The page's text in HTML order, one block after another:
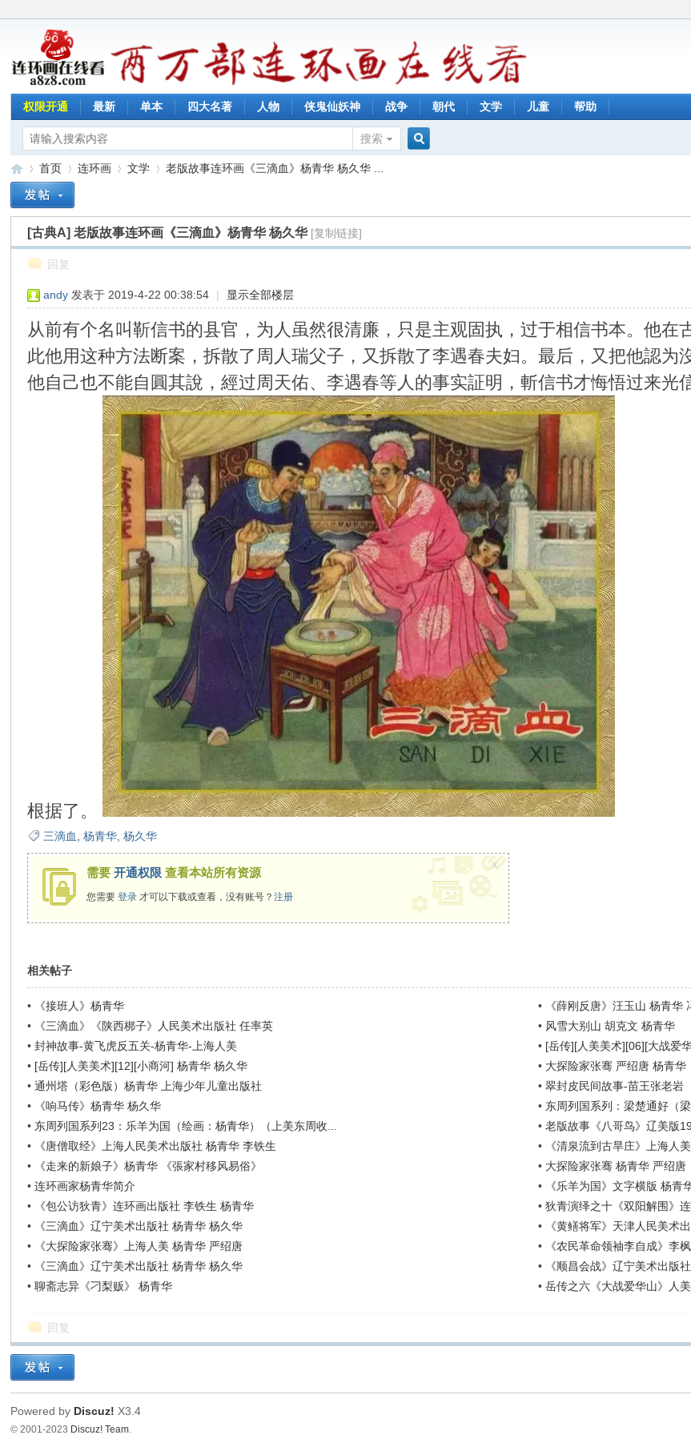
权限开通 最新 单本 四大名著 人物 侠鬼仙妖神 战争 朝代 文学 儿童 帮助
搜索
»
首页
›
连环画
›
文学
›
老版故事连环画《三滴血》杨青华 杨久华 ...
[古典A]老版故事连环画《三滴血》杨青华 杨久华 [复制链接]
回复
andy 发表于 2019-4-22 00:38:54 | 显示全部楼层
从前有个名叫靳信书的县官，为人虽然很清廉，只是主观固执，过于相信书本。他在
此他用这种方法断案，拆散了周人瑞父子，又拆散了李遇春夫妇。最后，又把他認
他自己也不能自圓其說，經过周天佑、李遇春等人的事实証明，斬信书才悔悟过来光
根据了。
三滴血 ,杨青华 ,杨久华
需要开通权限 查看本站所有资源
您需要登录 才可以下载或查看，没有账号？注册
x
相关帖子
• 《接班人》杨青华 •
《薛刚反唐》汪玉山 杨青华
•
《三滴血》《陕西梆子》人民美术出版社 任率英 • 风雪大别山 胡克文 杨青华
•封神故事-黄飞虎反五关-杨青华-上海人美 • [岳传][人美美术][06][大战爱
• [岳传][人美美术][12][小商河] 杨青华 杨久华 • 大探险家张骞 严绍唐 杨青华
•通州塔（彩色版）杨青华 上海少年儿童出版社 • 翠封皮民间故事-苗王张老岩
•
《响马传》杨青华 杨久华 • 东周列国系列：梁楚通好（
• 东周列国系列23：乐羊为国（绘画：杨青华）（上美东周收... • 老版故事《八哥鸟》辽美版
•
《唐僧取经》上海人民美术出版社 杨青华 李铁生 •
《清泉流到古旱庄》上海人
•
《走来的新娘子》杨青华 《張家村移风易俗》 • 大探险家张骞 杨青华 严绍唐
•连环画家杨青华简介 •
《乐羊为国》文字横版 杨青
•
《包公访狄青》连环画出版社 李铁生 杨青华 • 狄青演绎之十《双阳解围》
•
《三滴血》辽宁美术出版社 杨青华 杨久华 •
《黄鳝将军》天津人民美术
•
《大探险家张骞》上海人美 杨青华 严绍唐 •
《农民革命领袖李自成》李
•
《三滴血》辽宁美术出版社 杨青华 杨久华 •
《顺昌会战》辽宁美术出版
•聊斋志异《刁梨贩》 杨青华 • 岳传之六《大战爱华山》人
回复
Powered by Discuz! X3.4
© 2001-2023 Discuz! Team